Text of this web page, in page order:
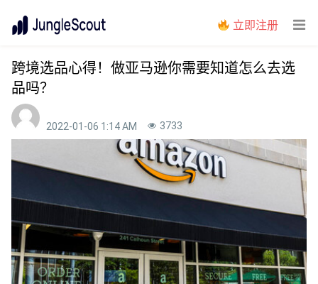
立即注册
跨境选品心得！做亚马逊你需要知道怎么去选
品吗？
2022-01-06 1:14 AM 3733